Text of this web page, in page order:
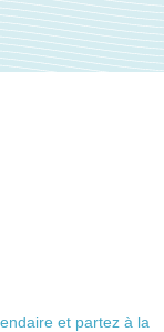
et partez à la